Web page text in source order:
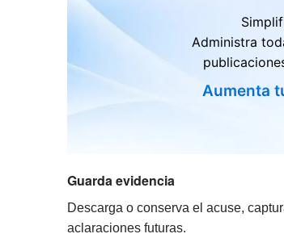
Administra
Aumenta
Guarda evidencia
Descarga o conserva el acuse,
aclaraciones futuras.